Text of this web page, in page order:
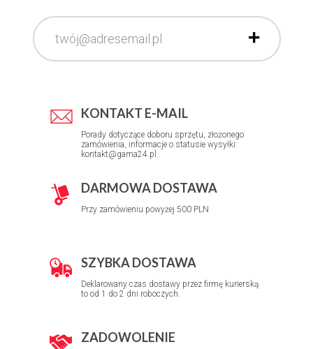
KONTAKT E-MAIL
Porady dotyczące doboru sprzętu, złożonego
zamówienia, informacje o statusie wysyłki:
kontakt@gama24.pl
DARMOWA DOSTAWA
Przy zamówieniu powyżej 500 PLN
SZYBKA DOSTAWA
Deklarowany czas dostawy przez firmę kurierską
to od 1 do 2 dni roboczych.
ZADOWOLENIE